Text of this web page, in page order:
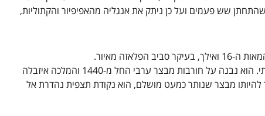
שש פעמים ועל כן ניתק את אנגליה מהאפיפיור והקתוליות,
מאיור.
| Castillo de la Mota בסגנון מודחאר-גותי. הוא נבנה על חורבות מבצר ערבי החל מ-1440 והמלכה איזבלה
מבצר שנותר כמעט מושלם, הוא נקודת תצפית נהדרת אל